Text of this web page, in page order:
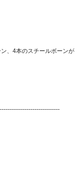
、4本のスチールボーンが